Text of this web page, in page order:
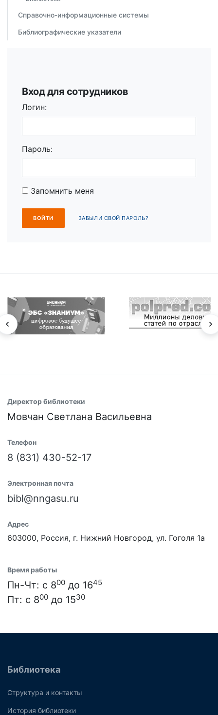
Справочно-информационные системы
Библиографические указатели
Вход для сотрудников
Логин:
Пароль:
Запомнить меня
ЗАБЫЛИ СВОЙ ПАРОЛЬ?
Директор библиотеки
Мовчан Светлана Васильевна
Телефон
8 (831) 430-52-17
Электронная почта
bibl@nngasu.ru
Адрес
603000, Россия, г. Нижний Новгород, ул. Гоголя 1а
Время работы
Пн-Чт: с 800 до 1645
Пт: с 800 до 1530
Библиотека
Структура и контакты
История библиотеки